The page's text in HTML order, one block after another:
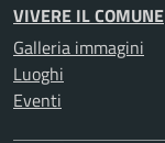
VIVERE IL COMUNE
Galleria immagini
Luoghi
Eventi